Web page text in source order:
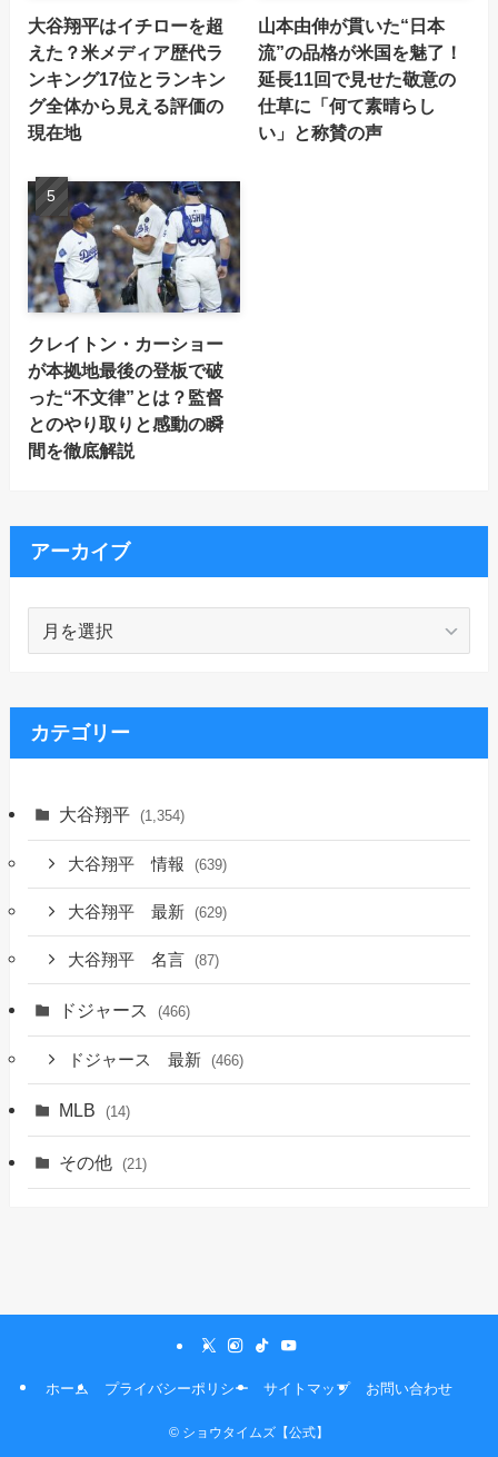
大谷翔平はイチローを超
えた？米メディア歴代ラ
ンキング17位とランキン
グ全体から見える評価の
現在地
山本由伸が貫いた“日本
流”の品格が米国を魅了！
延長11回で見せた敬意の
仕草に「何て素晴らし
い」と称賛の声
クレイトン・カーショー
が本拠地最後の登板で破
った“不文律”とは？監督
とのやり取りと感動の瞬
間を徹底解説
アーカイブ
イ
ブ
カテゴリー
大谷翔平 (1,354)
大谷翔平 情報 (639)
大谷翔平 最新 (629)
大谷翔平 名言 (87)
ドジャース (466)
ドジャース 最新 (466)
MLB (14)
その他 (21)
ホーム プライバシーポリシー サイトマップ お問い合わせ
© ショウタイムズ【公式】